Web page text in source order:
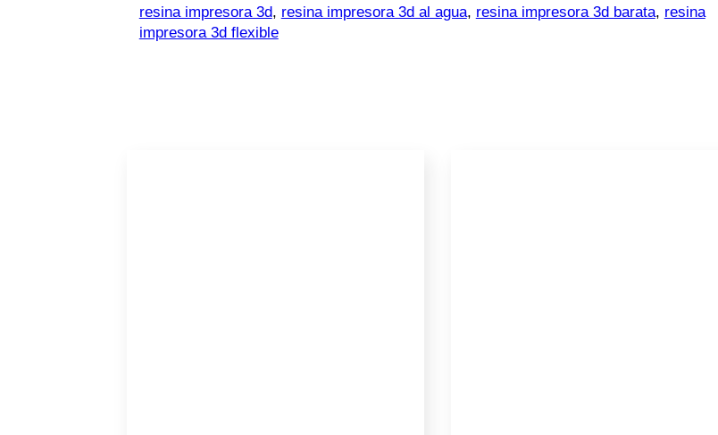
resina impresora 3d, resina impresora 3d al agua, resina impresora 3d barata, resina
impresora 3d flexible